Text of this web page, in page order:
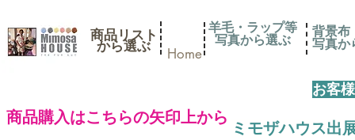
商品リスト
​から選ぶ Home
​商品購入はこちらの矢印上から
羊毛・ラップ等
写真から選ぶ
背景布
写真か
お客
ミモザハウス出